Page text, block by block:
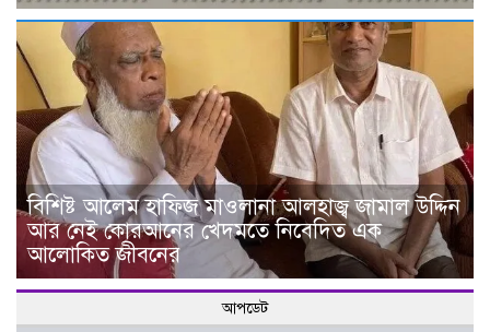
বিশিষ্ট আলেম হাফিজ মাওলানা আলহাজ্ব জামাল উদ্দিন
আর নেই কোরআনের খেদমতে নিবেদিত এক
আলোকিত জীবনের
আপডেট